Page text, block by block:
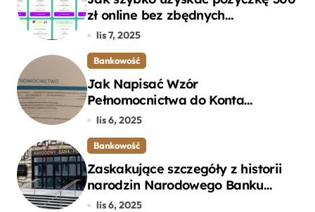
zł online bez zbędnych
formalności?
lis 7, 2025
Bankowość
Jak Napisać Wzór
Pełnomocnictwa do Konta
Bankowego – Praktyczny
lis 6, 2025
Bankowość
Zaskakujące szczegóły z historii
narodzin Narodowego Banku
Polskiego, o których mogłeś nie
lis 6, 2025